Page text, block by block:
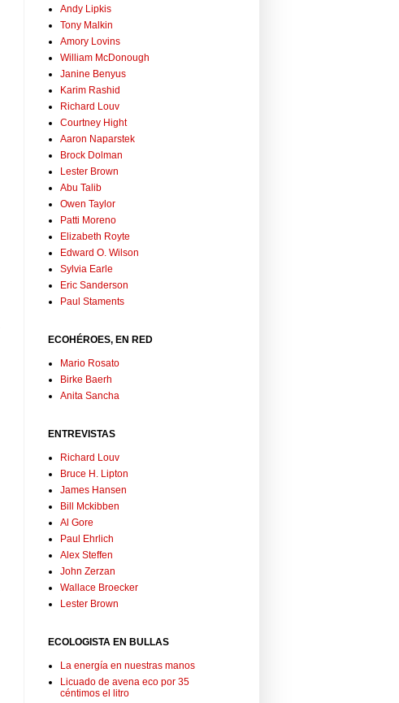
Andy Lipkis
Tony Malkin
Amory Lovins
William McDonough
Janine Benyus
Karim Rashid
Richard Louv
Courtney Hight
Aaron Naparstek
Brock Dolman
Lester Brown
Abu Talib
Owen Taylor
Patti Moreno
Elizabeth Royte
Edward O. Wilson
Sylvia Earle
Eric Sanderson
Paul Staments
ECOHÉROES, EN RED
Mario Rosato
Birke Baerh
Anita Sancha
ENTREVISTAS
Richard Louv
Bruce H. Lipton
James Hansen
Bill Mckibben
Al Gore
Paul Ehrlich
Alex Steffen
John Zerzan
Wallace Broecker
Lester Brown
ECOLOGISTA EN BULLAS
La energía en nuestras manos
Licuado de avena eco por 35
céntimos el litro